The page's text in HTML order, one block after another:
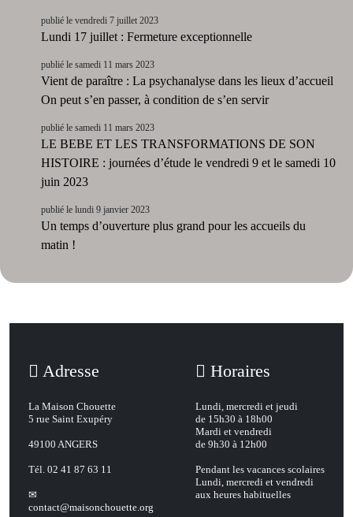
publié le vendredi 7 juillet 2023
Lundi 17 juillet : Fermeture exceptionnelle
publié le samedi 11 mars 2023
Vient de paraître : La psychanalyse dans les lieux d’accueil
On peut s’en passer, à condition de s’en servir
publié le samedi 11 mars 2023
LE BEBE ET LES TRANSFORMATIONS DE SON
HISTOIRE : journées d’étude le vendredi 9 et le samedi 10
juin 2023
publié le lundi 9 janvier 2023
Un temps d’ouverture plus grand pour les accueils du
matin !
Adresse
La Maison Chouette
5 rue Saint Exupéry
49100 ANGERS
Tél. 02 41 87 63 11
contact@maisonchouette.org
Horaires
Lundi, mercredi et jeudi
de 15h30 à 18h00
Mardi et vendredi
de 9h30 à 12h00
Pendant les vacances scolaires
Lundi, mercredi et vendredi
aux heures habituelles